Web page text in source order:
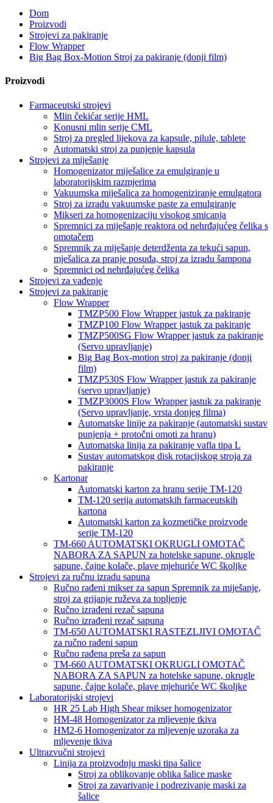
Dom
Proizvodi
Strojevi za pakiranje
Flow Wrapper
Big Bag Box-Motion Stroj za pakiranje (donji film)
Proizvodi
Farmaceutski strojevi
Mlin čekićar serije HML
Konusni mlin serije CML
Stroj za pregled lijekova za kapsule, pilule, tablete
Automatski stroj za punjenje kapsula
Strojevi za miješanje
Homogenizator miješalice za emulgiranje u
laboratorijskim razmjerima
Vakuumska miješalica za homogeniziranje emulgatora
Stroj za izradu vakuumske paste za emulgiranje
Mikseri za homogenizaciju visokog smicanja
Spremnici za miješanje reaktora od nehrđajućeg čelika s
omotačem
Spremnik za miješanje deterdženta za tekući sapun,
mješalica za pranje posuđa, stroj za izradu šampona
Spremnici od nehrđajućeg čelika
Strojevi za vađenje
Strojevi za pakiranje
Flow Wrapper
TMZP500 Flow Wrapper jastuk za pakiranje
TMZP100 Flow Wrapper jastuk za pakiranje
TMZP500SG Flow Wrapper jastuk za pakiranje
(Servo upravljanje)
Big Bag Box-motion stroj za pakiranje (donji
film)
TMZP530S Flow Wrapper jastuk za pakiranje
(servo upravljanje)
TMZP3000S Flow Wrapper jastuk za pakiranje
(Servo upravljanje, vrsta donjeg filma)
Automatske linije za pakiranje (automatski sustav
punjenja + protočni omoti za hranu)
Automatska linija za pakiranje vafla tipa L
Sustav automatskog disk rotacijskog stroja za
pakiranje
Kartonar
Automatski karton za hranu serije TM-120
TM-120 serija automatskih farmaceutskih
kartona
Automatski karton za kozmetičke proizvode
serije TM-120
TM-660 AUTOMATSKI OKRUGLI OMOTAČ
NABORA ZA SAPUN za hotelske sapune, okrugle
sapune, čajne kolače, plave mjehuriće WC školjke
Strojevi za ručnu izradu sapuna
Ručno rađeni mikser za sapun Spremnik za miješanje,
stroj za grijanje ruževa za topljenje
Ručno izrađeni rezač sapuna
Ručno izrađeni rezač sapuna
TM-650 AUTOMATSKI RASTEZLJIVI OMOTAČ
za ručno rađeni sapun
Ručno rađena preša za sapun
TM-660 AUTOMATSKI OKRUGLI OMOTAČ
NABORA ZA SAPUN za hotelske sapune, okrugle
sapune, čajne kolače, plave mjehuriće WC školjke
Laboratorijski strojevi
HR 25 Lab High Shear mikser homogenizator
HM-48 Homogenizator za mljevenje tkiva
HM2-6 Homogenizator za mljevenje uzoraka za
mljevenje tkiva
Ultrazvučni strojevi
Linija za proizvodnju maski tipa šalice
Stroj za oblikovanje oblika šalice maske
Stroj za zavarivanje i podrezivanje maski za
šalice